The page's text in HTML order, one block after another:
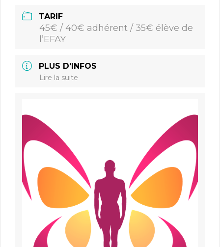
TARIF
45€ / 40€ adhérent / 35€ élève de
l’EFAY
PLUS D'INFOS
Lire la suite